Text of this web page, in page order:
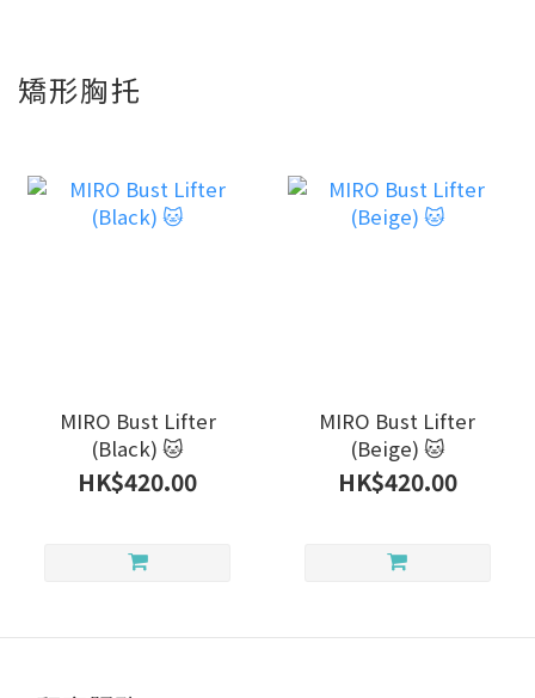
矯形胸托
MIRO Bust Lifter
(Black) 🐱
HK$420.00
MIRO Bust Lifter
(Beige) 🐱
HK$420.00